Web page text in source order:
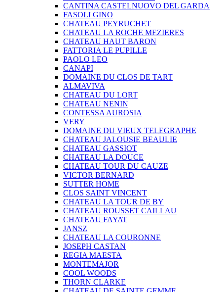
CANTINA CASTELNUOVO DEL GARDA
FASOLI GINO
CHATEAU PEYRUCHET
CHATEAU LA ROCHE MEZIERES
CHATEAU HAUT BARON
FATTORIA LE PUPILLE
PAOLO LEO
CANAPI
DOMAINE DU CLOS DE TART
ALMAVIVA
CHATEAU DU LORT
CHATEAU NENIN
CONTESSA AUROSIA
VERY
DOMAINE DU VIEUX TELEGRAPHE
CHATEAU JALOUSIE BEAULIE
CHATEAU GASSIOT
CHATEAU LA DOUCE
CHATEAU TOUR DU CAUZE
VICTOR BERNARD
SUTTER HOME
CLOS SAINT VINCENT
CHATEAU LA TOUR DE BY
CHATEAU ROUSSET CAILLAU
CHATEAU FAYAT
JANSZ
CHATEAU LA COURONNE
JOSEPH CASTAN
REGIA MAESTA
MONTEMAJOR
COOL WOODS
THORN CLARKE